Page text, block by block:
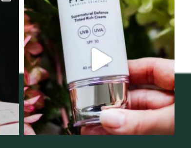
Njut av solens härliga strålar men
skydda dig
...
12